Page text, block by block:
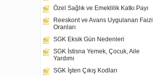
Özel Sağlık ve Emeklilik Katkı Payı
Reeskont ve Avans Uygulanan Faizi
Oranları
SGK Eksik Gün Nedenleri
SGK İstisna Yemek, Çocuk, Aile
Yardımı
SGK İşten Çıkış Kodları